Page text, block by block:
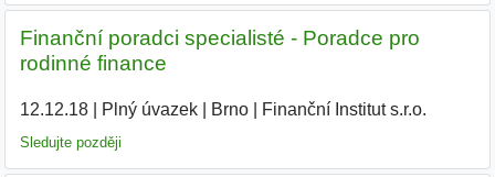
Finanční poradci specialisté - Poradce pro
rodinné finance
12.12.18| Plný úvazek| Brno| Finanční Institut s.r.o.
Sledujte později